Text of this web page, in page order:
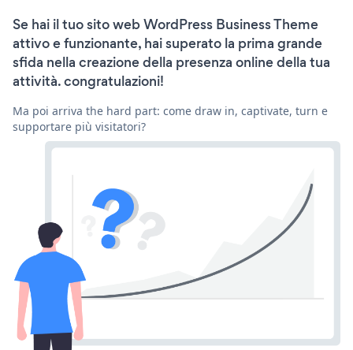
Se hai il tuo sito web WordPress Business Theme
attivo e funzionante, hai superato la prima grande
sfida nella creazione della presenza online della tua
attività. congratulazioni!
Ma poi arriva the hard part: come draw in, captivate, turn e
supportare più visitatori?